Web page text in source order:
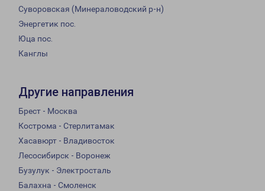
Суворовская (Минераловодский р-н)
Энергетик пос.
Юца пос.
Канглы
Другие направления
Брест - Москва
Кострома - Стерлитамак
Хасавюрт - Владивосток
Лесосибирск - Воронеж
Бузулук - Электросталь
Балахна - Смоленск